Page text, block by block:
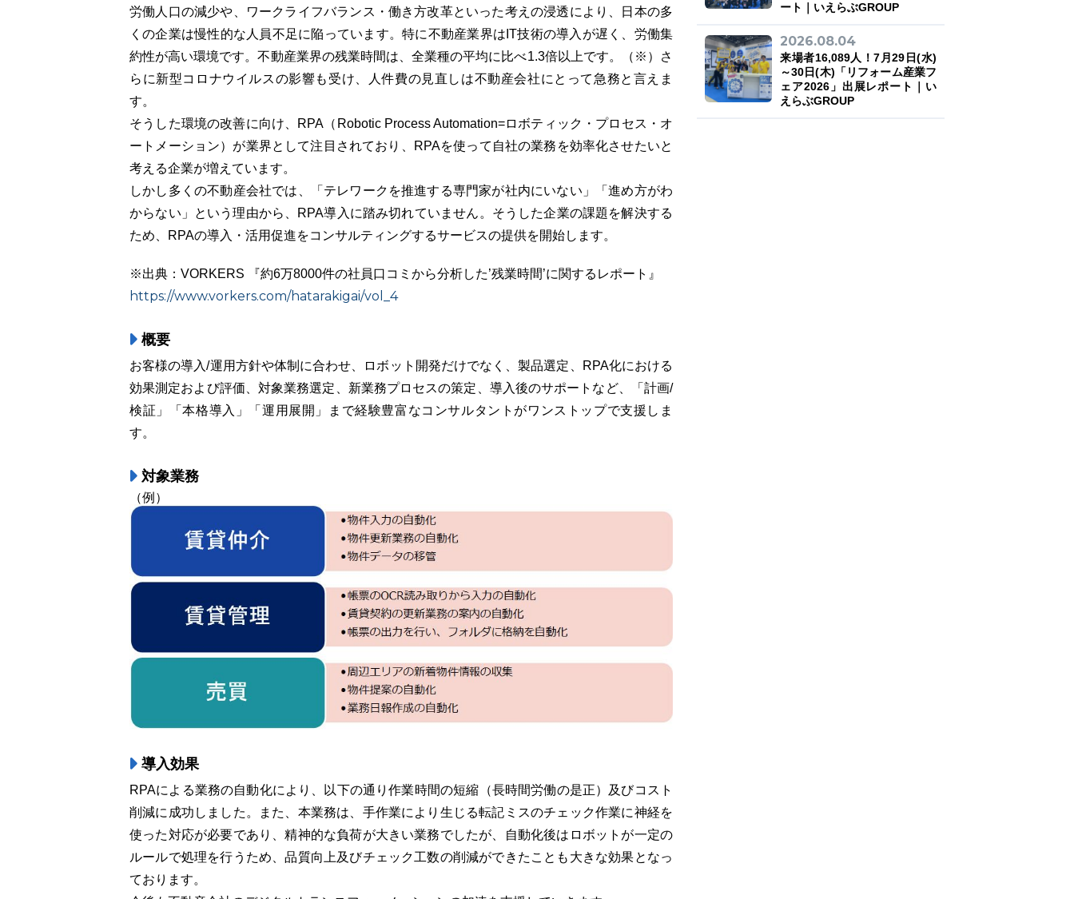
労働人口の減少や、ワークライフバランス・働き方改革といった考えの浸透により、日本の多
くの企業は慢性的な人員不足に陥っています。特に不動産業界はIT技術の導入が遅く、労働集
約性が高い環境です。不動産業界の残業時間は、全業種の平均に比べ1.3倍以上です。（※）さ
らに新型コロナウイルスの影響も受け、人件費の見直しは不動産会社にとって急務と言えま
す。
そうした環境の改善に向け、RPA（Robotic Process Automation=ロボティック・プロセス・オ
ートメーション）が業界として注目されており、RPAを使って自社の業務を効率化させたいと
考える企業が増えています。
しかし多くの不動産会社では、「テレワークを推進する専門家が社内にいない」「進め方がわ
からない」という理由から、RPA導入に踏み切れていません。そうした企業の課題を解決する
ため、RPAの導入・活用促進をコンサルティングするサービスの提供を開始します。
※出典：VORKERS 『約6万8000件の社員口コミから分析した’残業時間’に関するレポート』
https://www.vorkers.com/hatarakigai/vol_4
概要
お客様の導入/運用方針や体制に合わせ、ロボット開発だけでなく、製品選定、RPA化における
効果測定および評価、対象業務選定、新業務プロセスの策定、導入後のサポートなど、「計画/
検証」「本格導入」「運用展開」まで経験豊富なコンサルタントがワンストップで支援しま
す。
対象業務
（例）
導入効果
RPAによる業務の自動化により、以下の通り作業時間の短縮（長時間労働の是正）及びコスト
削減に成功しました。また、本業務は、手作業により生じる転記ミスのチェック作業に神経を
使った対応が必要であり、精神的な負荷が大きい業務でしたが、自動化後はロボットが一定の
ルールで処理を行うため、品質向上及びチェック工数の削減ができたことも大きな効果となっ
ております。
ート｜いえらぶGROUP
2026.08.04
来場者16,089人！7月29日(水)
～30日(木)「リフォーム産業フ
ェア2026」出展レポート｜い
えらぶGROUP